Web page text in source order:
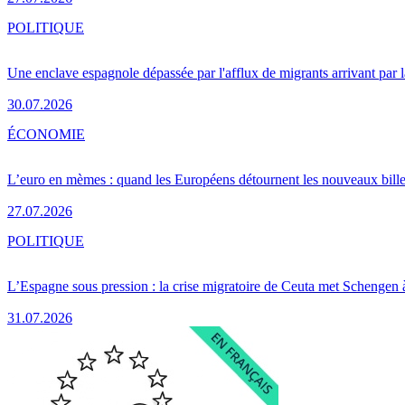
Une enclave espagnole dépassée par l'afflux de migrants arrivant par
30.07.2026
POLITIQUE
L’euro en mèmes : quand les Européens détournent les nouveaux
27.07.2026
ÉCONOMIE
L’Espagne sous pression : la crise migratoire de Ceuta met Schengen
31.07.2026
POLITIQUE